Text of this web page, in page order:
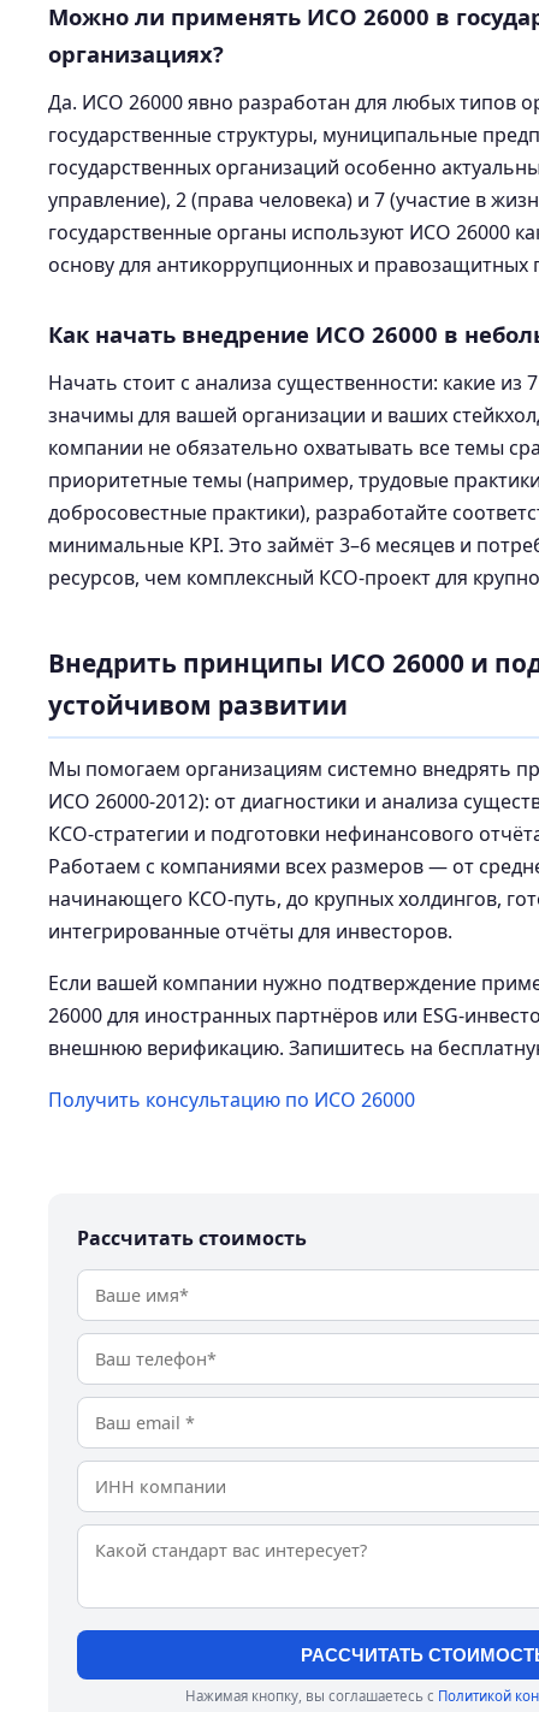
Можно ли применять ИСО 26000 в
организациях?
Да. ИСО 26000 явно разработан для любых типов
государственные структуры, муниципальные
государственных организаций особенно
управление), 2 (права человека) и 7 (участие в
государственные органы используют ИСО 26000
основу для антикоррупционных и правозащитных
Как начать внедрение ИСО 26000 в
Начать стоит с анализа существенности: какие
значимы для вашей организации и ваших
компании не обязательно охватывать все темы
приоритетные темы (например, трудовые
добросовестные практики), разработайте
минимальные KPI. Это займёт 3–6 месяцев и
ресурсов, чем комплексный КСО-проект для
Внедрить принципы ИСО 26000 и
устойчивом развитии
Мы помогаем организациям системно внедрять
ИСО 26000-2012): от диагностики и анализа
КСО-стратегии и подготовки нефинансового
Работаем с компаниями всех размеров — от
начинающего КСО-путь, до крупных холдингов,
интегрированные отчёты для инвесторов.
Если вашей компании нужно подтверждение
26000 для иностранных партнёров или ESG-
внешнюю верификацию. Запишитесь на
Получить консультацию по ИСО 26000
Рассчитать стоимость
РАССЧИТАТЬ
Нажимая кнопку, вы соглашаетесь с Политикой